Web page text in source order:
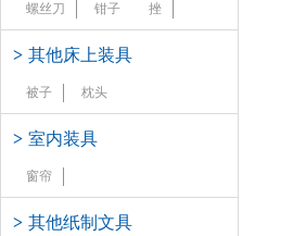
螺丝刀 钳子 挫
> 其他床上装具
被子 枕头
> 室内装具
窗帘
> 其他纸制文具